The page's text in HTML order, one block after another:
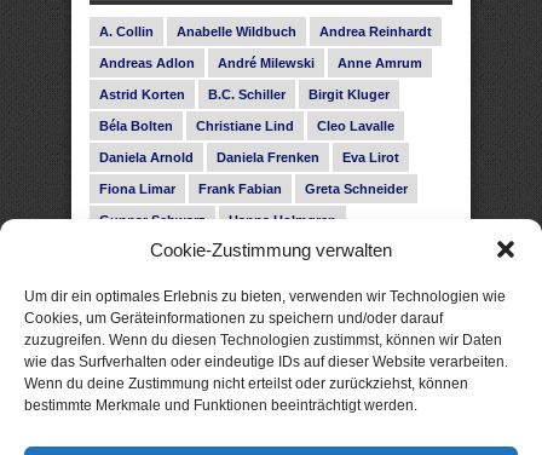
Cookie-Zustimmung verwalten
Um dir ein optimales Erlebnis zu bieten, verwenden wir Technologien wie
Cookies, um Geräteinformationen zu speichern und/oder darauf
zuzugreifen. Wenn du diesen Technologien zustimmst, können wir Daten
wie das Surfverhalten oder eindeutige IDs auf dieser Website verarbeiten.
Wenn du deine Zustimmung nicht erteilst oder zurückziehst, können
bestimmte Merkmale und Funktionen beeinträchtigt werden.
A. Collin Anabelle Wildbuch Andrea Reinhardt
Andreas Adlon André Milewski Anne Amrum
Astrid Korten B.C. Schiller Birgit Kluger
Béla Bolten Christiane Lind Cleo Lavalle
Daniela Arnold Daniela Frenken Eva Lirot
Fiona Limar Frank Fabian Greta Schneider
Gunnar Schwarz Hanna Holmgren
Heike Fröhling Ina Glahe Ivo Pala J. Vellguth
Leonie Haubrich Lilly Labord Livia Pipes
Malin Blunk Marcus Hünnebeck Martin Krist
Melisa Schwermer Nele Bruun Nika Lubitsch
Noah Fitz Nora Amelie René Junge